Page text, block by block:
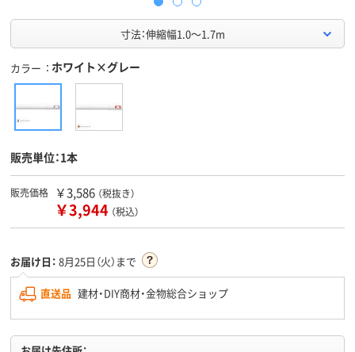
寸法：伸縮幅1.0～1.7m
カラー ホワイト×グレー
販売単位：1本
販売価格 ￥3,586 （税抜き）
￥3,944 （税込）
お届け日： 8月25日（火）まで
直送品 建材・DIY商材・金物総合ショップ